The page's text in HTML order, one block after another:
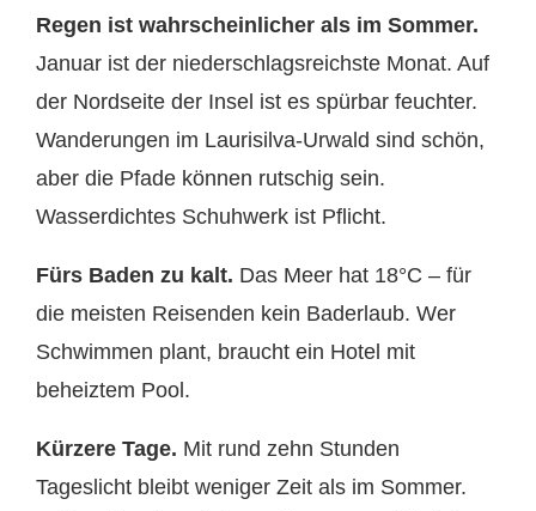
Regen ist wahrscheinlicher als im Sommer.
Januar ist der niederschlagsreichste Monat. Auf
der Nordseite der Insel ist es spürbar feuchter.
Wanderungen im Laurisilva-Urwald sind schön,
aber die Pfade können rutschig sein.
Wasserdichtes Schuhwerk ist Pflicht.
Fürs Baden zu kalt. Das Meer hat 18°C – für
die meisten Reisenden kein Baderlaub. Wer
Schwimmen plant, braucht ein Hotel mit
beheiztem Pool.
Kürzere Tage. Mit rund zehn Stunden
Tageslicht bleibt weniger Zeit als im Sommer.